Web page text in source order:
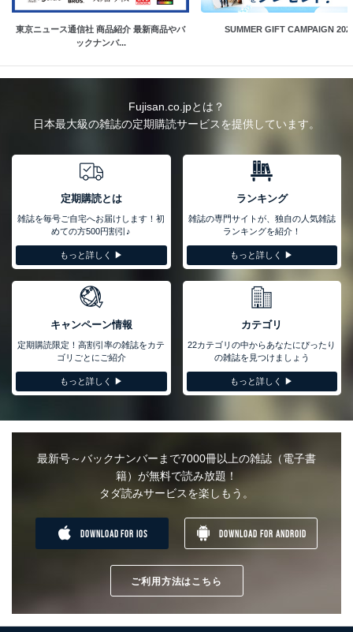
東京ニュース通信社 商品紹介 最新商品やバ
ックナンバ...
SUMMER GIFT CAMPAIGN
Fujisan.co.jpとは？
日本最大級の雑誌の定期購読サービスを提供しています。
定期購読とは
雑誌を毎号ご自宅へお届けします！初
めての方500円割引♪
もっと詳しく ▶︎
ランキング
雑誌の専門サイトが、独自の人気雑誌
ランキングを紹介！
もっと詳しく ▶︎
キャンペーン情報
定期購読限定！高割引率の雑誌をカテ
ゴリごとにご紹介
もっと詳しく ▶︎
カテゴリ
22カテゴリの中からあなたにぴったり
の雑誌を見つけましょう
もっと詳しく ▶︎
最新号～バックナンバーまで7000冊以上の雑誌（電子書
籍）が無料で読み放題！
タダ読みサービスを楽しもう。
DOWNLOAD FOR IOS DOWNLOAD FOR ANDROID
ご利用方法はこちら